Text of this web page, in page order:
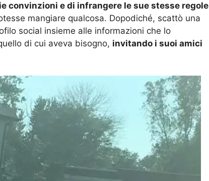
convinzioni e di infrangere le sue stesse regole
mangiare qualcosa. Dopodiché, scattò una
social insieme alle informazioni che lo
di cui aveva bisogno, invitando i suoi amici